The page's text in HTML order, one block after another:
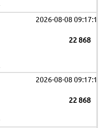
2026-08-08 09:17:19
22 868
2026-08-08 09:17:19
22 868